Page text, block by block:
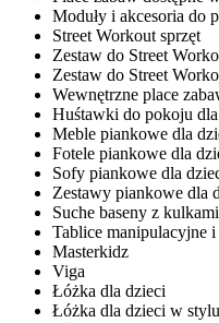
Moduły i akcesoria do
Street Workout sprzęt
Zestaw do Street
Zestaw do Street
Wewnętrzne place
Huśtawki do pokoju
Meble piankowe dla
Fotele piankowe dla
Sofy piankowe dla
Zestawy piankowe dla
Suche baseny z
Tablice manipulacyjne
Masterkidz
Viga
Łóżka dla dzieci
Łóżka dla dzieci w